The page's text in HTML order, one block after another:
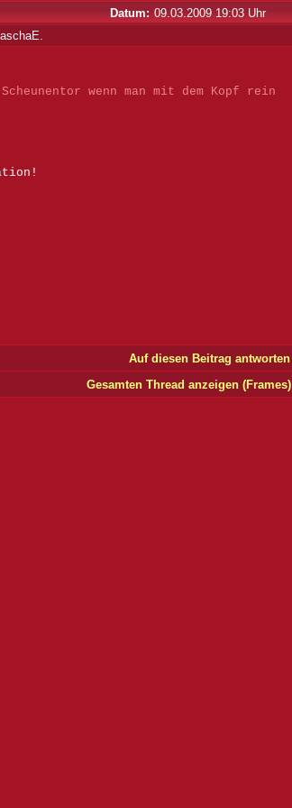
Datum: 09.03.2009 19:03 Uhr
wenn man mit dem Kopf rein
Auf diesen Beitrag antworten
Gesamten Thread anzeigen (Frames)